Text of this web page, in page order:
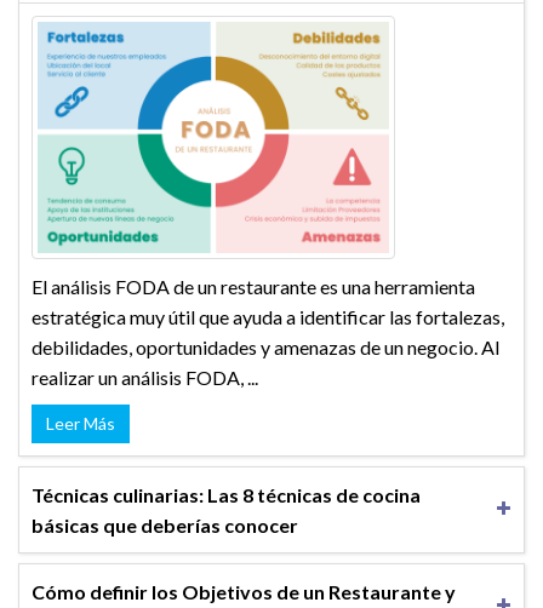
El análisis FODA de un restaurante es una herramienta
estratégica muy útil que ayuda a identificar las fortalezas,
debilidades, oportunidades y amenazas de un negocio. Al
realizar un análisis FODA, ...
Leer Más
Técnicas culinarias: Las 8 técnicas de cocina
básicas que deberías conocer
Cómo definir los Objetivos de un Restaurante y